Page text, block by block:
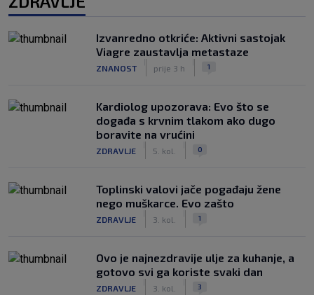
Izvanredno otkriće: Aktivni sastojak
Viagre zaustavlja metastaze
ZNANOST prije 3 h 1
Kardiolog upozorava: Evo što se
događa s krvnim tlakom ako dugo
boravite na vrućini
ZDRAVLJE 5. kol. 0
Toplinski valovi jače pogađaju žene
nego muškarce. Evo zašto
ZDRAVLJE 3. kol. 1
Ovo je najnezdravije ulje za kuhanje, a
gotovo svi ga koriste svaki dan
ZDRAVLJE 3. kol. 3